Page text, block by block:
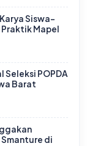
Siswa-
Mapel
Seleksi POPDA
Barat
di